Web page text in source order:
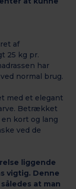
af
25 kg pr.
har
normal brug.
med et elegant
Betrækket
kort og lang
ved de
liggende
vigtig. Denne
at man